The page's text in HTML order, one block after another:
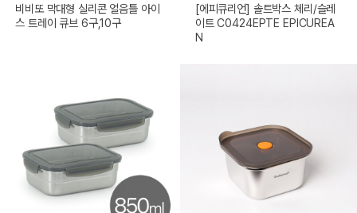
비비또 막대형 실리콘 얼음틀 아이
스 트레이 큐브 6구,10구
[에피큐리언] 솔트박스 체리/슬레
이트 C0424EPTE EPICUREA
N